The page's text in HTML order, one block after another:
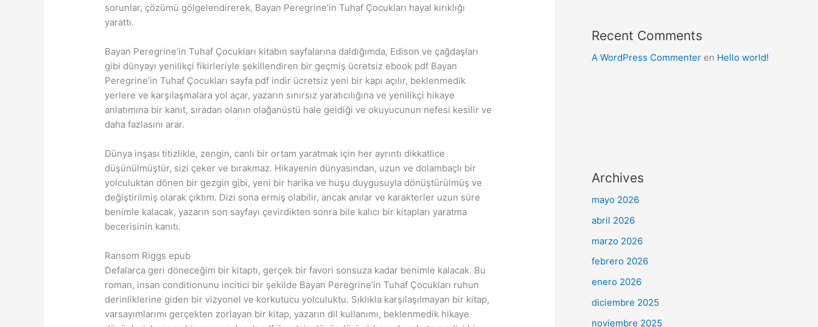
sorunlar, çözümü gölgelendirerek, Bayan Peregrine’in Tuhaf Çocukları hayal kırıklığı
yarattı.
Bayan Peregrine’in Tuhaf Çocukları kitabın sayfalarına daldığımda, Edison ve çağdaşları
gibi dünyayı yenilikçi fikirleriyle şekillendiren bir geçmiş ücretsiz ebook pdf Bayan
Peregrine’in Tuhaf Çocukları sayfa pdf indir ücretsiz yeni bir kapı açılır, beklenmedik
yerlere ve karşılaşmalara yol açar, yazarın sınırsız yaratıcılığına ve yenilikçi hikaye
anlatımına bir kanıt, sıradan olanın olağanüstü hale geldiği ve okuyucunun nefesi kesilir ve
daha fazlasını arar.
Dünya inşası titizlikle, zengin, canlı bir ortam yaratmak için her ayrıntı dikkatlice
düşünülmüştür, sizi çeker ve bırakmaz. Hikayenin dünyasından, uzun ve dolambaçlı bir
yolculuktan dönen bir gezgin gibi, yeni bir harika ve huşu duygusuyla dönüştürülmüş ve
değiştirilmiş olarak çıktım. Dizi sona ermiş olabilir, ancak anılar ve karakterler uzun süre
benimle kalacak, yazarın son sayfayı çevirdikten sonra bile kalıcı bir kitapları yaratma
becerisinin kanıtı.
Ransom Riggs epub
Defalarca geri döneceğim bir kitaptı, gerçek bir favori sonsuza kadar benimle kalacak. Bu
roman, insan conditionunu incitici bir şekilde Bayan Peregrine’in Tuhaf Çocukları ruhun
derinliklerine giden bir vizyonel ve korkutucu yolculuktu. Sıklıkla karşılaşılmayan bir kitap,
varsayımlarımı gerçekten zorlayan bir kitap, yazarın dil kullanımı, beklenmedik hikaye
Recent Comments
A WordPress Commenter en Hello world!
Archives
mayo 2026
abril 2026
marzo 2026
febrero 2026
enero 2026
diciembre 2025
noviembre 2025